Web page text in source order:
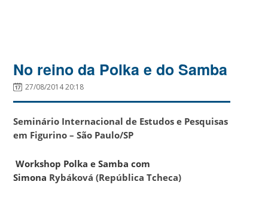
No reino da Polka e do Samba
27/08/2014 20:18
Seminário Internacional de Estudos e Pesquisas
em Figurino – São Paulo/SP
Workshop Polka e Samba com
Simona Rybáková (República Tcheca)